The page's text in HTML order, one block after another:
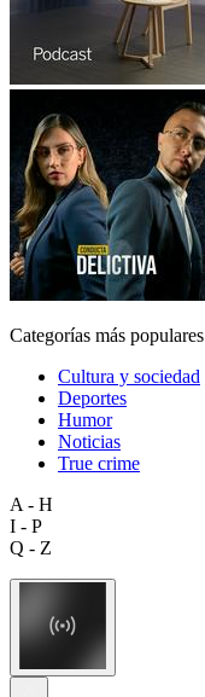
Categorías más populares
Cultura y sociedad
Deportes
Humor
Noticias
True crime
A - H
I - P
Q - Z